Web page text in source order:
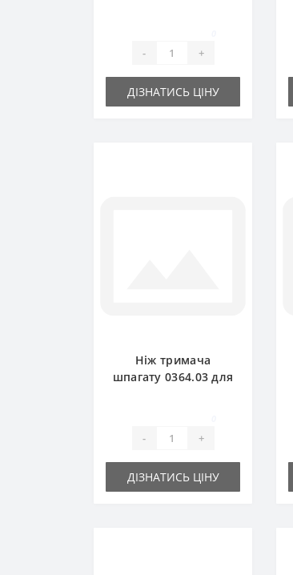
- +
ДІЗНАТИСЬ ЦІНУ
Ніж тримача
шпагату 0364.03 для
- +
ДІЗНАТИСЬ ЦІНУ